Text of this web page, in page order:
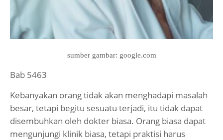
sumber gambar: google.com
Bab 5463
Kebanyakan orang tidak akan menghadapi masalah
besar, tetapi begitu sesuatu terjadi, itu tidak dapat
disembuhkan oleh dokter biasa. Orang biasa dapat
mengunjungi klinik biasa, tetapi praktisi harus